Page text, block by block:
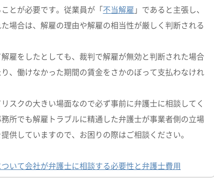
とが必要です。従業員が「不当解雇 」であると主張し、
場合は、解雇の理由や解雇の相当性が厳しく判断される
雇をしたとしても、裁判で解雇が無効と判断された場合
、働けなかった期間の賃金をさかのぼって支払わなけれ
スクの大きい場面なので必ず事前に弁護士に相談してく
所でも解雇トラブルに精通した弁護士が事業者側の立場
供していますので、お困りの際はご相談ください。
いて会社が弁護士に相談する必要性と弁護士費用